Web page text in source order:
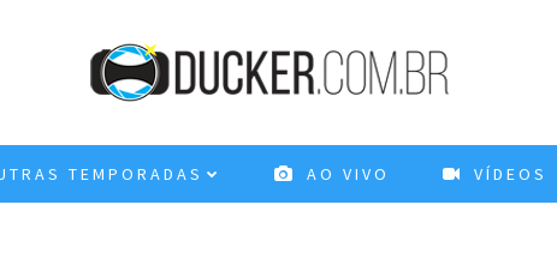
TEMPORADAS AO VIVO VÍDEOS